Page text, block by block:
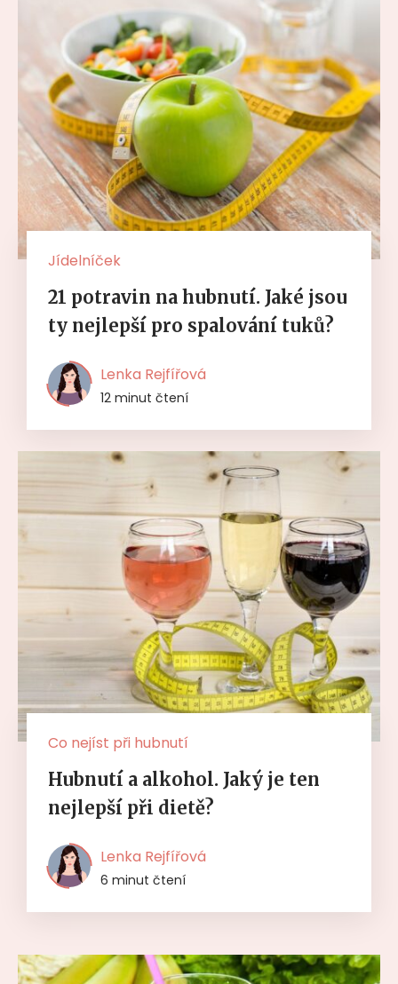
Jídelníček
21 potravin na hubnutí. Jaké jsou
ty nejlepší pro spalování tuků?
Lenka Rejfířová
12 minut čtení
Co nejíst při hubnutí
Hubnutí a alkohol. Jaký je ten
nejlepší při dietě?
Lenka Rejfířová
6 minut čtení